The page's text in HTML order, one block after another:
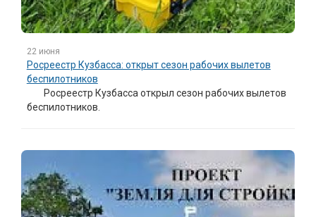
22 июня
Росреестр Кузбасса: открыт сезон рабочих вылетов
беспилотников
Росреестр Кузбасса открыл сезон рабочих вылетов
беспилотников.